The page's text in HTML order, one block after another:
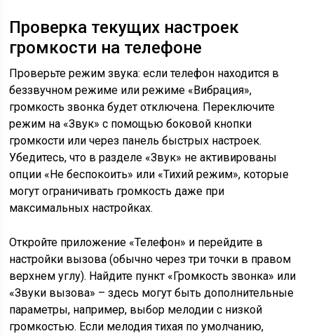
Проверка текущих настроек
громкости на телефоне
Проверьте режим звука: если телефон находится в
беззвучном режиме или режиме «Вибрация»,
громкость звонка будет отключена. Переключите
режим на «Звук» с помощью боковой кнопки
громкости или через панель быстрых настроек.
Убедитесь, что в разделе «Звук» не активированы
опции «Не беспокоить» или «Тихий режим», которые
могут ограничивать громкость даже при
максимальных настройках.
Откройте приложение «Телефон» и перейдите в
настройки вызова (обычно через три точки в правом
верхнем углу). Найдите пункт «Громкость звонка» или
«Звуки вызова» – здесь могут быть дополнительные
параметры, например, выбор мелодии с низкой
громкостью. Если мелодия тихая по умолчанию,